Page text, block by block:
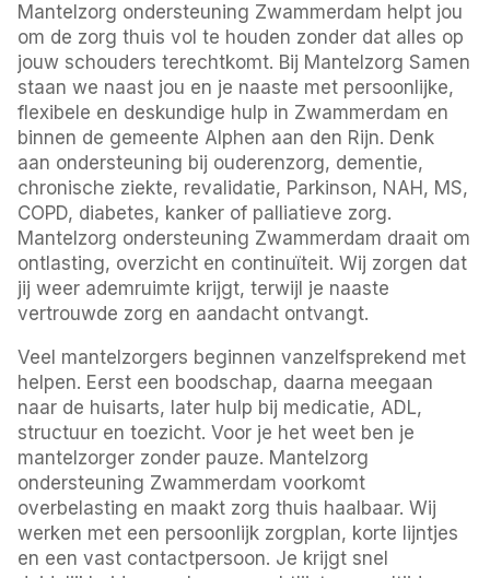
Mantelzorg ondersteuning Zwammerdam helpt jou
om de zorg thuis vol te houden zonder dat alles op
jouw schouders terechtkomt. Bij Mantelzorg Samen
staan we naast jou en je naaste met persoonlijke,
flexibele en deskundige hulp in Zwammerdam en
binnen de gemeente Alphen aan den Rijn. Denk
aan ondersteuning bij ouderenzorg, dementie,
chronische ziekte, revalidatie, Parkinson, NAH, MS,
COPD, diabetes, kanker of palliatieve zorg.
Mantelzorg ondersteuning Zwammerdam draait om
ontlasting, overzicht en continuïteit. Wij zorgen dat
jij weer ademruimte krijgt, terwijl je naaste
vertrouwde zorg en aandacht ontvangt.
Veel mantelzorgers beginnen vanzelfsprekend met
helpen. Eerst een boodschap, daarna meegaan
naar de huisarts, later hulp bij medicatie, ADL,
structuur en toezicht. Voor je het weet ben je
mantelzorger zonder pauze. Mantelzorg
ondersteuning Zwammerdam voorkomt
overbelasting en maakt zorg thuis haalbaar. Wij
werken met een persoonlijk zorgplan, korte lijntjes
en een vast contactpersoon. Je krijgt snel